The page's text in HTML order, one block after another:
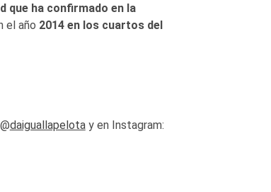
que ha confirmado en la
el año 2014 en los cuartos del
daiguallapelotay en Instagram: